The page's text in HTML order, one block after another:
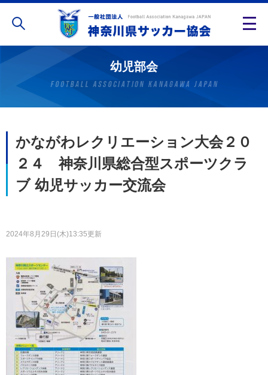
幼児部会
かながわレクリエーション大会２０
２４ 神奈川県総合型スポーツクラ
ブ 幼児サッカー交流会
2024年8月29日(木)13:35更新